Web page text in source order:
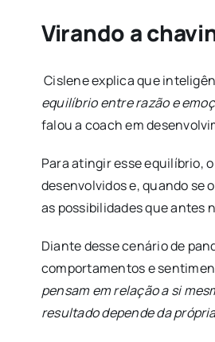
Virando a
Cislene explica que
equilíbrio entre razão e
falou a coach em
Para atingir esse equilíbrio,
desenvolvidos e, quando se
as possibilidades que antes
Diante desse cenário de
comportamentos e
pensam em relação a si
resultado depende da